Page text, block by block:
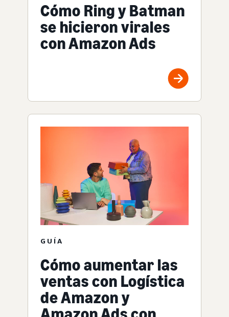
Cómo Ring y Batman
se hicieron virales
con Amazon Ads
GUÍA
Cómo aumentar las
ventas con Logística
de Amazon y